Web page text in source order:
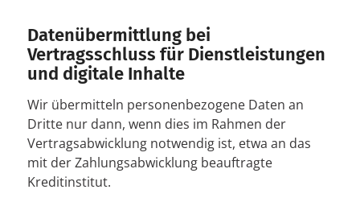
Datenübermittlung bei
Vertragsschluss für Dienstleistungen
und digitale Inhalte
Wir übermitteln personenbezogene Daten an
Dritte nur dann, wenn dies im Rahmen der
Vertragsabwicklung notwendig ist, etwa an das
mit der Zahlungsabwicklung beauftragte
Kreditinstitut.